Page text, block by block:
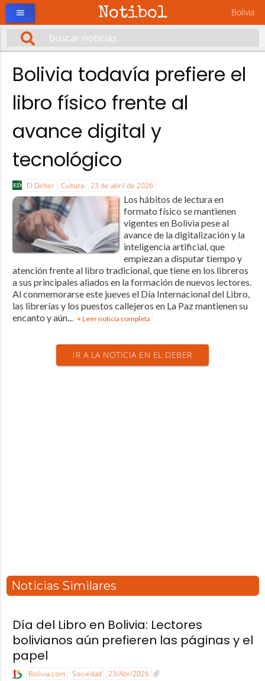
Notibol Bolivia
menu
Bolivia todavía prefiere el
libro físico frente al
avance digital y
tecnológico
El Deber Cultura 23 de abril de 2026
Los hábitos de lectura en
formato físico se mantienen
vigentes en Bolivia pese al
avance de la digitalización y la
inteligencia artificial, que
empiezan a disputar tiempo y
atención frente al libro tradicional, que tiene en los libreros
a sus principales aliados en la formación de nuevos lectores.
Al conmemorarse este jueves el Día Internacional del Libro,
las librerías y los puestos callejeros en La Paz mantienen su
encanto y aún... + Leer noticia completa
IR A LA NOTICIA EN EL DEBER
Noticias Similares
Día del Libro en Bolivia: Lectores
bolivianos aún prefieren las páginas y el
papel
Bolivia.com Sociedad 23/Abr/2026